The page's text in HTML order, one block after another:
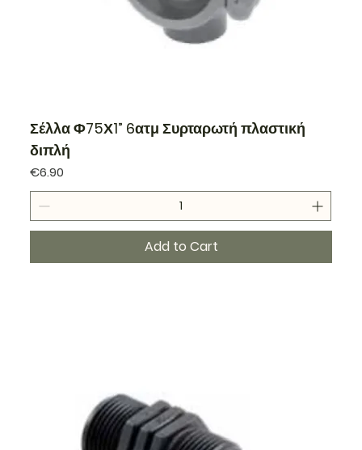
Σέλλα Φ75Χ1” 6ατμ Συρταρωτή πλαστική
διπλή
Price
€6.90
Add to Cart